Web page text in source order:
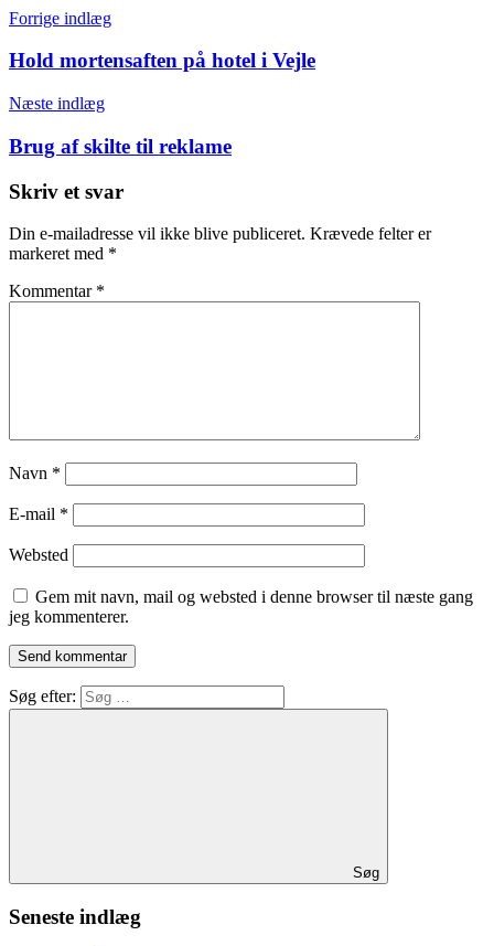
Forrige indlæg
Hold mortensaften på hotel i Vejle
Næste indlæg
Brug af skilte til reklame
Skriv et svar
Din e-mailadresse vil ikke blive publiceret. Krævede felter er
markeret med *
Kommentar *
Navn *
E-mail *
Websted
Gem mit navn, mail og websted i denne browser til næste gang
jeg kommenterer.
Søg efter:
Søg
Seneste indlæg